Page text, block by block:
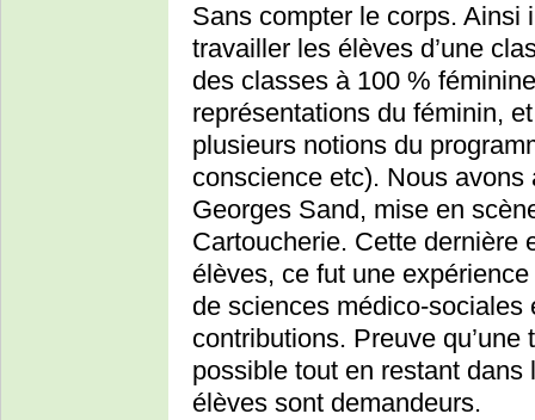
Sans compter le corps. Ainsi
travailler les élèves d’une
des classes à 100 %
représentations du féminin,
plusieurs notions du
conscience etc). Nous avons
Georges Sand, mise en
Cartoucherie. Cette dernière
élèves, ce fut une
de sciences médico-sociales
contributions. Preuve
possible tout en restant
élèves sont demandeurs.